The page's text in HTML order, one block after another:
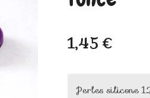
1,45 €
Perles silicone